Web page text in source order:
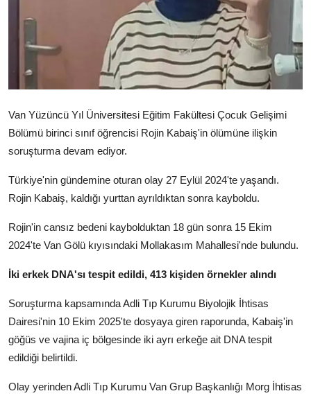
Türkçe Kurdi
Van Yüzüncü Yıl Üniversitesi Eğitim Fakültesi Çocuk Gelişimi
Bölümü birinci sınıf öğrencisi Rojin Kabaiş'in ölümüne ilişkin
soruşturma devam ediyor.
Türkiye'nin gündemine oturan olay 27 Eylül 2024'te yaşandı.
Rojin Kabaiş, kaldığı yurttan ayrıldıktan sonra kayboldu.
Rojin'in cansız bedeni kaybolduktan 18 gün sonra 15 Ekim
2024'te Van Gölü kıyısındaki Mollakasım Mahallesi'nde bulundu.
İki erkek DNA'sı tespit edildi, 413 kişiden örnekler alındı
Soruşturma kapsamında Adli Tıp Kurumu Biyolojik İhtisas
Dairesi'nin 10 Ekim 2025'te dosyaya giren raporunda, Kabaiş'in
göğüs ve vajina iç bölgesinde iki ayrı erkeğe ait DNA tespit
edildiği belirtildi.
Olay yerinden Adli Tıp Kurumu Van Grup Başkanlığı Morg İhtisas